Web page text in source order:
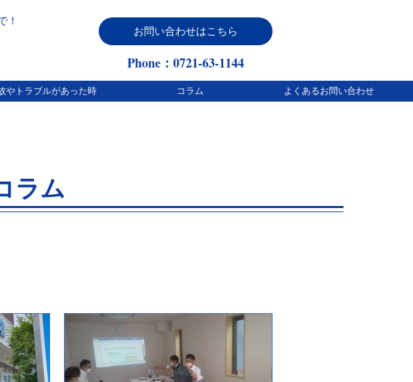
！
お問い合わせはこちら
Phone：0721-63-1144
やトラブルがあった時 コラム よくあるお問い合わせ
ラム